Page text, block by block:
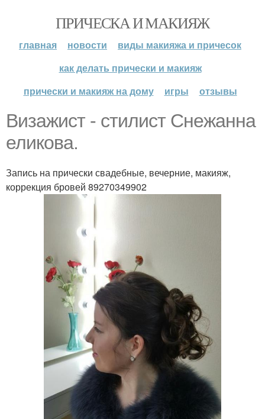
ПРИЧЕСКА И МАКИЯЖ
главная новости
виды макияжа и причесок
как делать прически и макияж
прически и макияж на дому
игры отзывы
Визажист - стилист Снежанна
еликова.
Запись на прически свадебные, вечерние, макияж,
коррекция бровей 89270349902